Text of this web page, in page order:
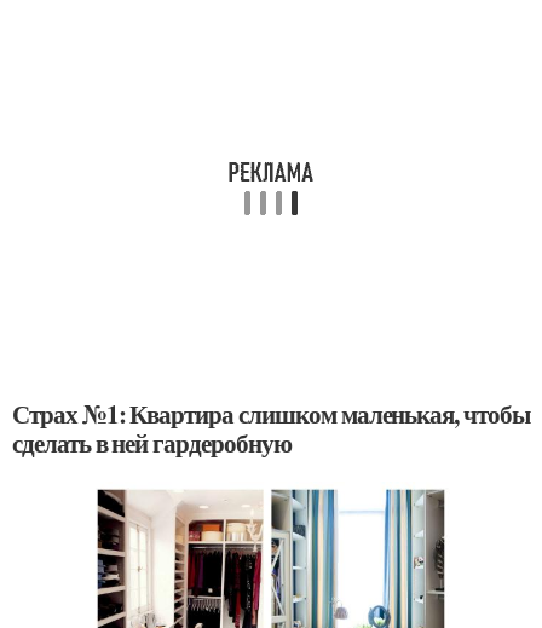
Страх №1: Квартира слишком маленькая, чтобы
сделать в ней гардеробную